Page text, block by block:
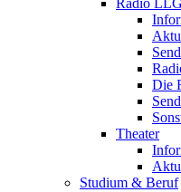
Radio LLG
Die
Theater
Studium & Beruf